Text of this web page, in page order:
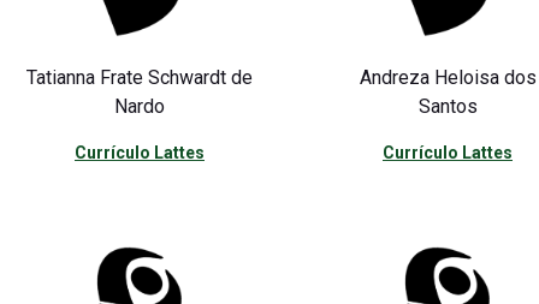
Tatianna Frate Schwardt de
Nardo
Currículo Lattes
Andreza Heloisa dos
Santos
Currículo Lattes